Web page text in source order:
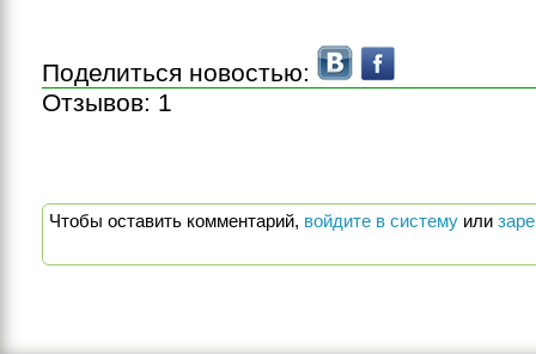
Поделиться новостью:
Отзывов: 1
Чтобы оставить комментарий, войдите в систему или